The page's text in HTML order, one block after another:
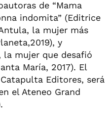
de “Mama
indomita” (Editrice
la mujer más
y
la mujer que desafió
María, 2017). El
Editores, será
el Ateneo Grand